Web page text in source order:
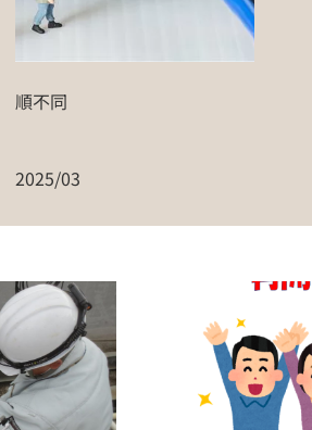
順不同
2025/03